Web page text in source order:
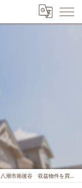
八潮市南後谷 収益物件を買取り致しました。